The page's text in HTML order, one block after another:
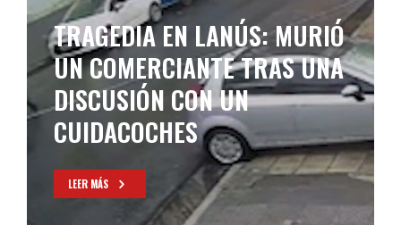
TRAGEDIA EN LANÚS: MURIÓ
UN COMERCIANTE TRAS UNA
DISCUSIÓN CON UN
CUIDACOCHES
LEER MÁS